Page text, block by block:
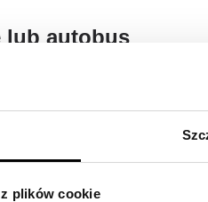
plików cookie
lub autobus
miejskiej, autobusem
autobusem
pojazdów chłodni,
zapewniamy